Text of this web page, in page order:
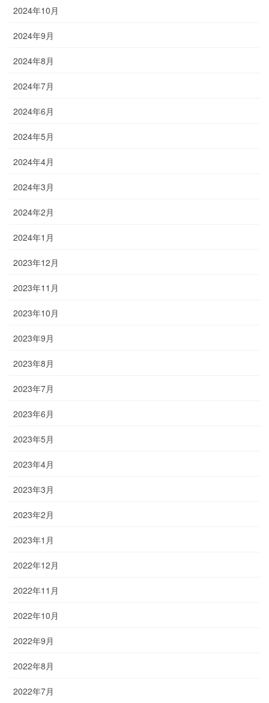
2024年10月
2024年9月
2024年8月
2024年7月
2024年6月
2024年5月
2024年4月
2024年3月
2024年2月
2024年1月
2023年12月
2023年11月
2023年10月
2023年9月
2023年8月
2023年7月
2023年6月
2023年5月
2023年4月
2023年3月
2023年2月
2023年1月
2022年12月
2022年11月
2022年10月
2022年9月
2022年8月
2022年7月